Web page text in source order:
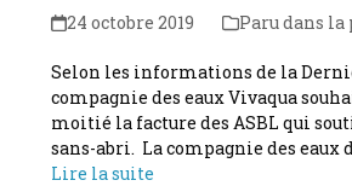
24 octobre 2019 Paru dans la
Selon les informations de la
compagnie des eaux Vivaqua
moitié la facture des ASBL qui
sans-abri. La compagnie des eaux
Lire la suite